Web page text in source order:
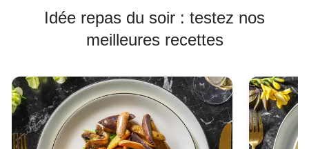
Idée repas du soir : testez nos
meilleures recettes